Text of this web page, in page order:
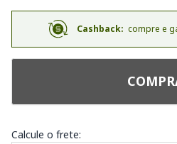
Cashback: compre e
Calcule o frete: